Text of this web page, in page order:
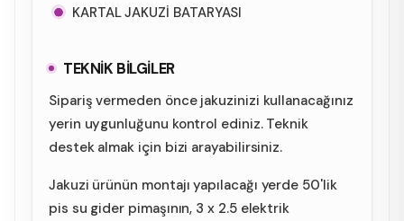
KARTAL JAKUZİ BATARYASI
TEKNİK BİLGİLER
Sipariş vermeden önce jakuzinizi kullanacağınız
yerin uygunluğunu kontrol ediniz. Teknik
destek almak için bizi arayabilirsiniz.
Jakuzi ürünün montajı yapılacağı yerde 50'lik
pis su gider pimaşının, 3 x 2.5 elektrik